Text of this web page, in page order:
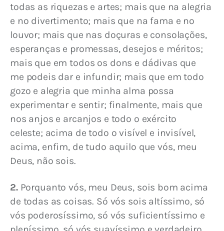
todas as riquezas e artes; mais que na alegria
e no divertimento; mais que na fama e no
louvor; mais que nas doçuras e consolações,
esperanças e promessas, desejos e méritos;
mais que em todos os dons e dádivas que
me podeis dar e infundir; mais que em todo
gozo e alegria que minha alma possa
experimentar e sentir; finalmente, mais que
nos anjos e arcanjos e todo o exército
celeste; acima de todo o visível e invisível,
acima, enfim, de tudo aquilo que vós, meu
Deus, não sois.
2. Porquanto vós, meu Deus, sois bom acima
de todas as coisas. Só vós sois altíssimo, só
vós poderosíssimo, só vós suficientíssimo e